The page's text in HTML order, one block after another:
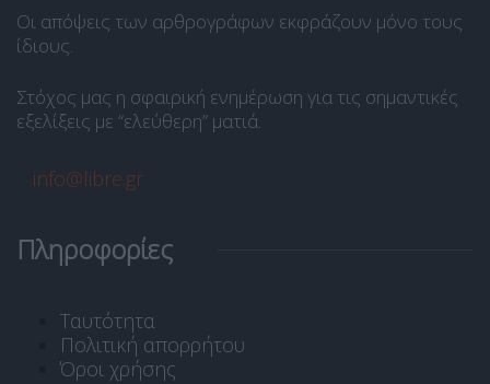
Οι απόψεις των αρθρογράφων εκφράζουν μόνο τους
ίδιους.
Στόχος μας η σφαιρική ενημέρωση για τις σημαντικές
εξελίξεις με “ελεύθερη” ματιά.
info@libre.gr
Πληροφορίες
Ταυτότητα
Πολιτική απορρήτου
Όροι χρήσης